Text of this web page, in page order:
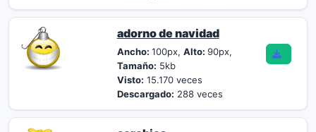
adorno de navidad
Ancho: 100px, Alto: 90px,
Tamaño: 5kb
Visto: 15.170 veces
Descargado: 288 veces